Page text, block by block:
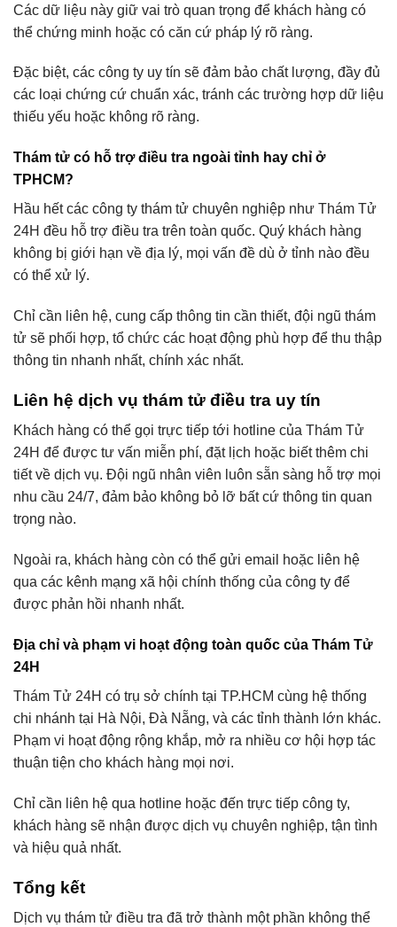
Các dữ liệu này giữ vai trò quan trọng để khách hàng có
thể chứng minh hoặc có căn cứ pháp lý rõ ràng.
Đặc biệt, các công ty uy tín sẽ đảm bảo chất lượng, đầy đủ
các loại chứng cứ chuẩn xác, tránh các trường hợp dữ liệu
thiếu yếu hoặc không rõ ràng.
Thám tử có hỗ trợ điều tra ngoài tỉnh hay chỉ ở
TPHCM?
Hầu hết các công ty thám tử chuyên nghiệp như Thám Tử
24H đều hỗ trợ điều tra trên toàn quốc. Quý khách hàng
không bị giới hạn về địa lý, mọi vấn đề dù ở tỉnh nào đều
có thể xử lý.
Chỉ cần liên hệ, cung cấp thông tin cần thiết, đội ngũ thám
tử sẽ phối hợp, tổ chức các hoạt động phù hợp để thu thập
thông tin nhanh nhất, chính xác nhất.
Liên hệ dịch vụ thám tử điều tra uy tín
Khách hàng có thể gọi trực tiếp tới hotline của Thám Tử
24H để được tư vấn miễn phí, đặt lịch hoặc biết thêm chi
tiết về dịch vụ. Đội ngũ nhân viên luôn sẵn sàng hỗ trợ mọi
nhu cầu 24/7, đảm bảo không bỏ lỡ bất cứ thông tin quan
trọng nào.
Ngoài ra, khách hàng còn có thể gửi email hoặc liên hệ
qua các kênh mạng xã hội chính thống của công ty để
được phản hồi nhanh nhất.
Địa chỉ và phạm vi hoạt động toàn quốc của Thám Tử
24H
Thám Tử 24H có trụ sở chính tại TP.HCM cùng hệ thống
chi nhánh tại Hà Nội, Đà Nẵng, và các tỉnh thành lớn khác.
Phạm vi hoạt động rộng khắp, mở ra nhiều cơ hội hợp tác
thuận tiện cho khách hàng mọi nơi.
Chỉ cần liên hệ qua hotline hoặc đến trực tiếp công ty,
khách hàng sẽ nhận được dịch vụ chuyên nghiệp, tận tình
và hiệu quả nhất.
Tổng kết
Dịch vụ thám tử điều tra đã trở thành một phần không thể